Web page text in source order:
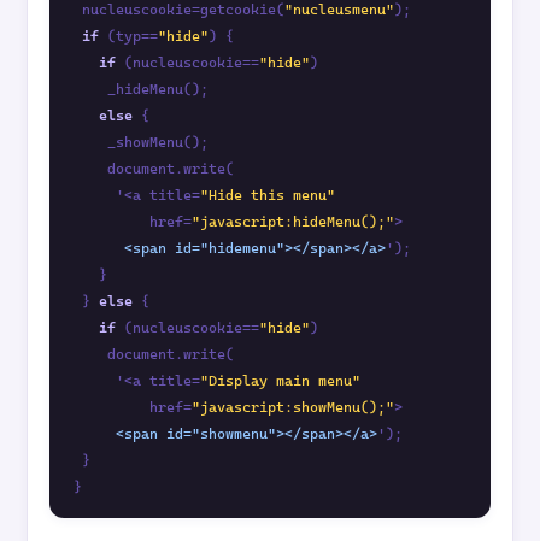
nucleuscookie=getcookie("nucleusmenu");
if (typ=="hide") {
if (nucleuscookie=="hide")
    _hideMenu();
else {
    _showMenu();
    document.write(
     '<a title=
"Hide this menu"
         href=
"javascript:hideMenu();">
<span id="hidemenu"></span></a> ');
   }
} else {
if (nucleuscookie=="hide")
    document.write(
     '<a title=
"Display main menu"
         href=
"javascript:showMenu();">
<span id="showmenu"></span></a> ');
}